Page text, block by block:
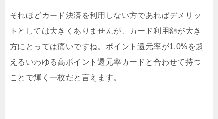
それほどカード決済を利用しない方であればデメリッ
トとしては大きくありませんが、カード利用額が大き
方にとっては痛いですね。ポイント還元率が1.0%を超
えるいわゆる高ポイント還元率カードと合わせて持つ
ことで輝く一枚だと言えます。